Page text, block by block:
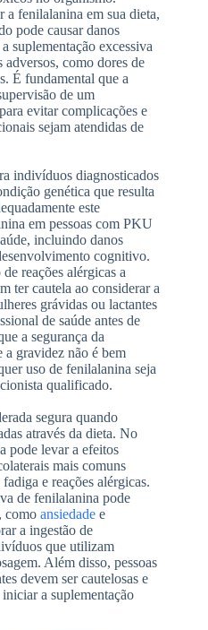
fenilalanina em sua dieta,
pode causar danos
suplementação excessiva
como dores de
É fundamental que a
de um
evitar complicações e
sejam atendidas de
indivíduos diagnosticados
genética que resulta
este
em pessoas com PKU
incluindo danos
cognitivo.
reações alérgicas a
ter cautela ao considerar a
grávidas ou lactantes
de saúde antes de
a segurança da
a gravidez não é bem
uso de fenilalanina seja
qualificado.
segura quando
através da dieta. No
pode levar a efeitos
mais comuns
e reações alérgicas.
de fenilalanina pode
como ansiedade e
a ingestão de
que utilizam
Além disso, pessoas
devem ser cautelosas e
a suplementação